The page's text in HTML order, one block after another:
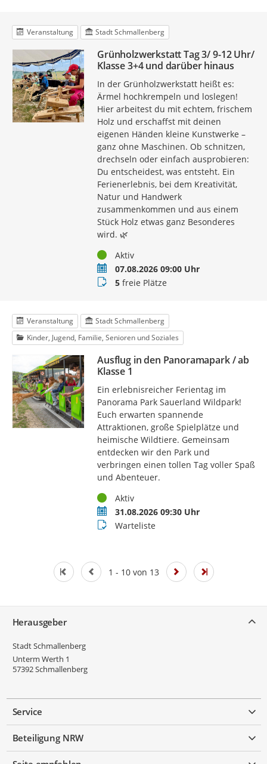
Veranstaltung Stadt Schmallenberg
Grünholzwerkstatt Tag 3/ 9-12 Uhr/
Klasse 3+4 und darüber hinaus
In der Grünholzwerkstatt heißt es:
Ärmel hochkrempeln und loslegen!
Hier arbeitest du mit echtem, frischem
Holz und erschaffst mit deinen
eigenen Händen kleine Kunstwerke –
ganz ohne Maschinen. Ob schnitzen,
drechseln oder einfach ausprobieren:
Du entscheidest, was entsteht. Ein
Ferienerlebnis, bei dem Kreativität,
Natur und Handwerk
zusammenkommen und aus einem
Stück Holz etwas ganz Besonderes
wird. 🌿
StatusAktiv
Termin07.08.2026 09:00 Uhr
Buchungsstatus
5freie Plätze
Veranstaltung
Stadt Schmallenberg
Kinder, Jugend, Familie, Senioren und Soziales
Ausflug in den Panoramapark / ab
Klasse 1
Ein erlebnisreicher Ferientag im
Panorama Park Sauerland Wildpark!
Euch erwarten spannende
Attraktionen, große Spielplätze und
heimische Wildtiere. Gemeinsam
entdecken wir den Park und
verbringen einen tollen Tag voller Spaß
und Abenteuer.
StatusAktiv
Termin31.08.2026 09:30 Uhr
Buchungsstatus
Warteliste
1 - 10 von 13
Herausgeber
Stadt Schmallenberg
Unterm Werth 1
57392Schmallenberg
Service
Beteiligung NRW